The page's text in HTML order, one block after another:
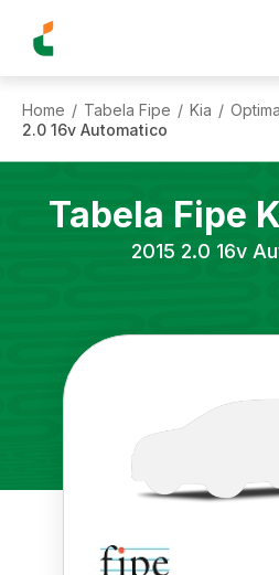
Home / Tabela Fipe / Kia / Optima
2.0 16v Automatico
Tabela Fipe
2015 2.0 16v